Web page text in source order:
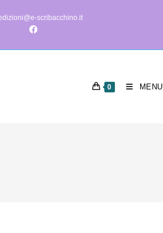
scribacchino.it
0 MENU